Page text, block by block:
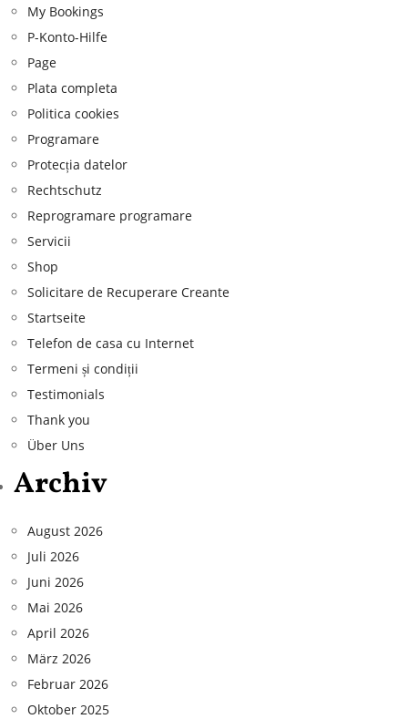
My Bookings
P-Konto-Hilfe
Page
Plata completa
Politica cookies
Programare
Protecția datelor
Rechtschutz
Reprogramare programare
Servicii
Shop
Solicitare de Recuperare Creante
Startseite
Telefon de casa cu Internet
Termeni și condiții
Testimonials
Thank you
Über Uns
Archiv
August 2026
Juli 2026
Juni 2026
Mai 2026
April 2026
März 2026
Februar 2026
Oktober 2025